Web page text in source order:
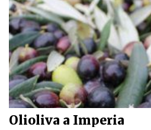
Olioliva a Imperia